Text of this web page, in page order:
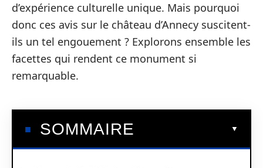
d’expérience culturelle unique. Mais pourquoi
donc ces avis sur le château d’Annecy suscitent-
ils un tel engouement ? Explorons ensemble les
facettes qui rendent ce monument si
remarquable.
SOMMAIRE